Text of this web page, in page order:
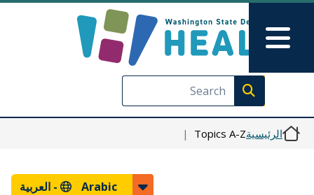
تجاوز إلى المحتوى الرئيسي
Skip to Feedback
Execute search
Main Menu
الرئيسيةTopics A-Z
Arabic - العربية